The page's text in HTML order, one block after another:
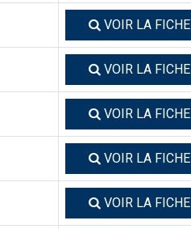
VOIR LA FICHE
VOIR LA FICHE
VOIR LA FICHE
VOIR LA FICHE
VOIR LA FICHE